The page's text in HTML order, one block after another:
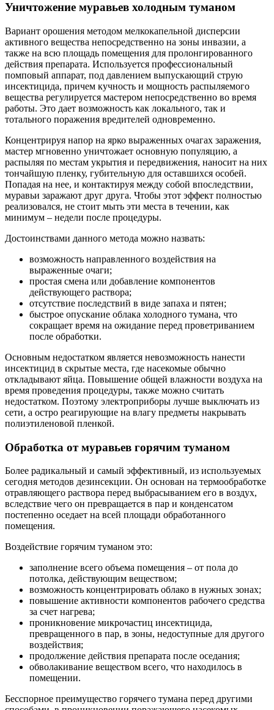
Уничтожение муравьев холодным туманом
Вариант орошения методом мелкокапельной дисперсии
активного вещества непосредственно на зоны инвазии, а
также на всю площадь помещения для пролонгированного
действия препарата. Используется профессиональный
помповый аппарат, под давлением выпускающий струю
инсектицида, причем кучность и мощность распыляемого
вещества регулируется мастером непосредственно во время
работы. Это дает возможность как локального, так и
тотального поражения вредителей одновременно.
Концентрируя напор на ярко выраженных очагах заражения,
мастер мгновенно уничтожает основную популяцию, а
распыляя по местам укрытия и передвижения, наносит на них
тончайшую пленку, губительную для оставшихся особей.
Попадая на нее, и контактируя между собой впоследствии,
муравьи заражают друг друга. Чтобы этот эффект полностью
реализовался, не стоит мыть эти места в течении, как
минимум – недели после процедуры.
Достоинствами данного метода можно назвать:
возможность направленного воздействия на
выраженные очаги;
простая смена или добавление компонентов
действующего раствора;
отсутствие последствий в виде запаха и пятен;
быстрое опускание облака холодного тумана, что
сокращает время на ожидание перед проветриванием
после обработки.
Основным недостатком является невозможность нанести
инсектицид в скрытые места, где насекомые обычно
откладывают яйца. Повышение общей влажности воздуха на
время проведения процедуры, также можно считать
недостатком. Поэтому электроприборы лучше выключать из
сети, а остро реагирующие на влагу предметы накрывать
полиэтиленовой пленкой.
Обработка от муравьев горячим туманом
Более радикальный и самый эффективный, из используемых
сегодня методов дезинсекции. Он основан на термообработке
отравляющего раствора перед выбрасыванием его в воздух,
вследствие чего он превращается в пар и конденсатом
постепенно оседает на всей площади обработанного
помещения.
Воздействие горячим туманом это:
заполнение всего объема помещения – от пола до
потолка, действующим веществом;
возможность концентрировать облако в нужных зонах;
повышение активности компонентов рабочего средства
за счет нагрева;
проникновение микрочастиц инсектицида,
превращенного в пар, в зоны, недоступные для другого
воздействия;
продолжение действия препарата после оседания;
обволакивание веществом всего, что находилось в
помещении.
Бесспорное преимущество горячего тумана перед другими